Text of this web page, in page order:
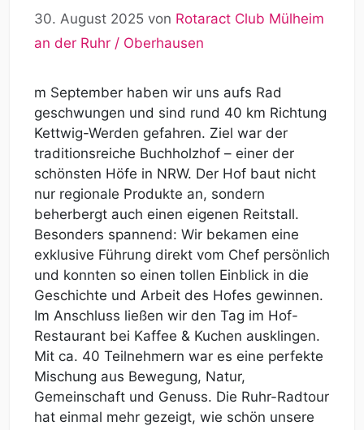
30. August 2025 von Rotaract Club Mülheim
an der Ruhr / Oberhausen
m September haben wir uns aufs Rad
geschwungen und sind rund 40 km Richtung
Kettwig-Werden gefahren. Ziel war der
traditionsreiche Buchholzhof – einer der
schönsten Höfe in NRW. Der Hof baut nicht
nur regionale Produkte an, sondern
beherbergt auch einen eigenen Reitstall.
Besonders spannend: Wir bekamen eine
exklusive Führung direkt vom Chef persönlich
und konnten so einen tollen Einblick in die
Geschichte und Arbeit des Hofes gewinnen.
Im Anschluss ließen wir den Tag im Hof-
Restaurant bei Kaffee & Kuchen ausklingen.
Mit ca. 40 Teilnehmern war es eine perfekte
Mischung aus Bewegung, Natur,
Gemeinschaft und Genuss. Die Ruhr-Radtour
hat einmal mehr gezeigt, wie schön unsere